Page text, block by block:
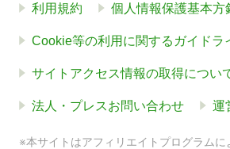
利用規約 個人情報保護基本方
Cookie等の利用に関するガイドラ
サイトアクセス情報の取得につい
法人・プレスお問い合わせ 運
※本サイトはアフィリエイトプログラムに